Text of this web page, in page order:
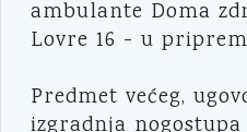
ambulante Doma
Lovre 16 - u
Predmet većeg,